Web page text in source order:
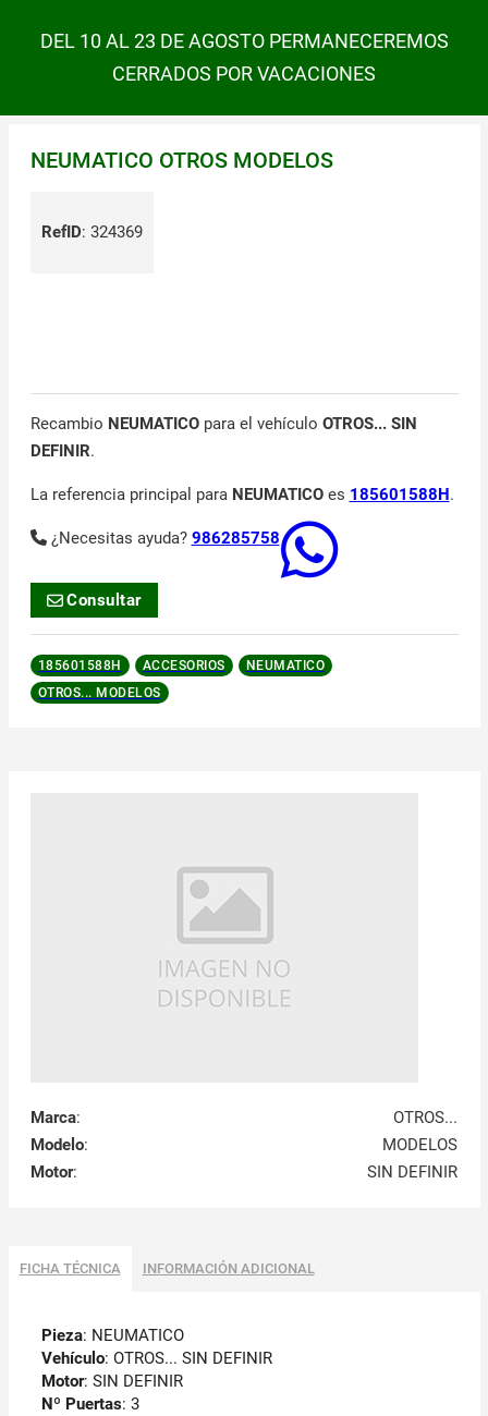
DEL 10 AL 23 DE AGOSTO PERMANECEREMOS
CERRADOS POR VACACIONES
NEUMATICO OTROS MODELOS
RefID: 324369
Recambio NEUMATICOpara el vehículo OTROS... SIN
DEFINIR.
La referencia principal para NEUMATICOes 185601588H.
¿Necesitas ayuda? 986285758
Consultar
185601588H ACCESORIOS
NEUMATICO
OTROS... MODELOS
Marca:
OTROS...
Modelo:
MODELOS
Motor: SIN DEFINIR
FICHA TÉCNICA INFORMACIÓN ADICIONAL
Pieza: NEUMATICO
Vehículo: OTROS... SIN DEFINIR
Motor: SIN DEFINIR
Nº Puertas: 3